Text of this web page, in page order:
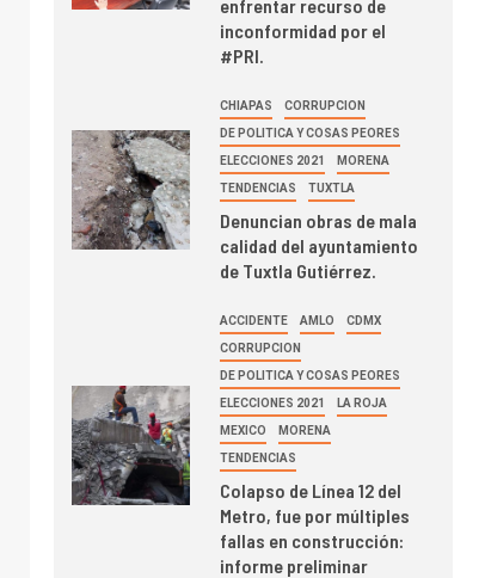
enfrentar recurso de
inconformidad por el
#PRI.
CHIAPAS CORRUPCION
DE POLITICA Y COSAS PEORES
ELECCIONES 2021 MORENA
TENDENCIAS TUXTLA
Denuncian obras de mala
calidad del ayuntamiento
de Tuxtla Gutiérrez.
ACCIDENTE AMLO CDMX
CORRUPCION
DE POLITICA Y COSAS PEORES
ELECCIONES 2021 LA ROJA
MEXICO MORENA
TENDENCIAS
Colapso de Línea 12 del
Metro, fue por múltiples
fallas en construcción:
informe preliminar